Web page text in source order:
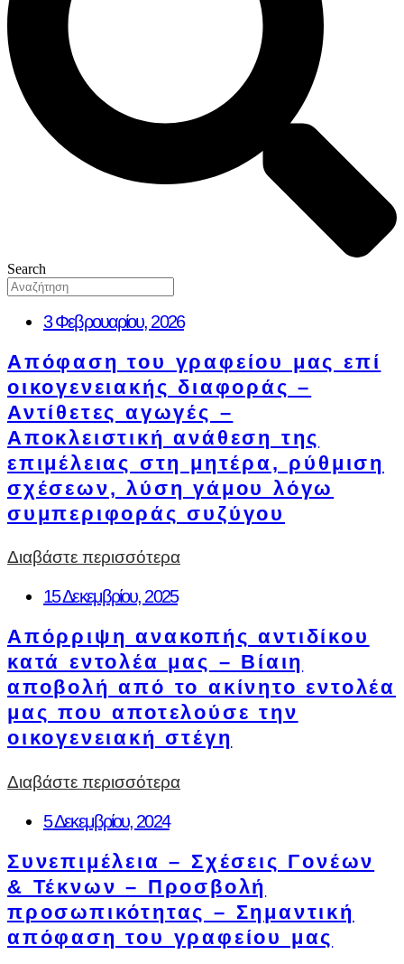
Search
3 Φεβρουαρίου, 2026
Απόφαση του γραφείου μας επί
οικογενειακής διαφοράς –
Αντίθετες αγωγές –
Αποκλειστική ανάθεση της
επιμέλειας στη μητέρα, ρύθμιση
σχέσεων, λύση γάμου λόγω
συμπεριφοράς συζύγου
Διαβάστε περισσότερα
15 Δεκεμβρίου, 2025
Απόρριψη ανακοπής αντιδίκου
κατά εντολέα μας – Βίαιη
αποβολή από το ακίνητο εντολέα
μας που αποτελούσε την
οικογενειακή στέγη
Διαβάστε περισσότερα
5 Δεκεμβρίου, 2024
Συνεπιμέλεια – Σχέσεις Γονέων
& Τέκνων – Προσβολή
προσωπικότητας – Σημαντική
απόφαση του γραφείου μας